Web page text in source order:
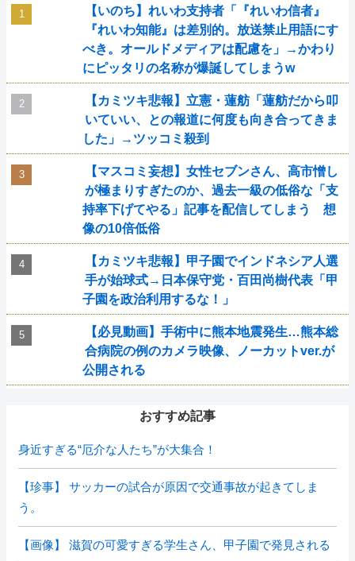
【いのち】れいわ支持者「『れいわ信者』
『れいわ知能』は差別的。放送禁止用語にす
べき。オールドメディアは配慮を」→かわり
にピッタリの名称が爆誕してしまうw
【カミツキ悲報】立憲・蓮舫「蓮舫だから叩
いていい、との報道に何度も向き合ってきま
した」→ツッコミ殺到
【マスコミ妄想】女性セブンさん、高市憎し
が極まりすぎたのか、過去一級の低俗な「支
持率下げてやる」記事を配信してしまう 想
像の10倍低俗
【カミツキ悲報】甲子園でインドネシア人選
手が始球式→日本保守党・百田尚樹代表「甲
子園を政治利用するな！」
【必見動画】手術中に熊本地震発生…熊本総
合病院の例のカメラ映像、ノーカットver.が
公開される
おすすめ記事
身近すぎる“厄介な人たち”が大集合！
【珍事】 サッカーの試合が原因で交通事故が起きてしま
う。
【画像】 滋賀の可愛すぎる学生さん、甲子園で発見される